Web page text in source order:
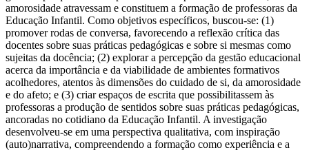
amorosidade atravessam e constituem a formação de professoras da
Educação Infantil. Como objetivos específicos, buscou-se: (1)
promover rodas de conversa, favorecendo a reflexão crítica das
docentes sobre suas práticas pedagógicas e sobre si mesmas como
sujeitas da docência; (2) explorar a percepção da gestão educacional
acerca da importância e da viabilidade de ambientes formativos
acolhedores, atentos às dimensões do cuidado de si, da amorosidade
e do afeto; e (3) criar espaços de escrita que possibilitassem às
professoras a produção de sentidos sobre suas práticas pedagógicas,
ancoradas no cotidiano da Educação Infantil. A investigação
desenvolveu-se em uma perspectiva qualitativa, com inspiração
(auto)narrativa, compreendendo a formação como experiência e a